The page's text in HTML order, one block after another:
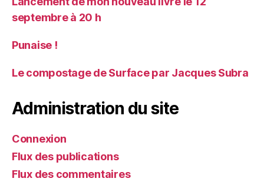
septembre à 20 h
Punaise !
Le compostage de Surface par Jacques Subra
Administration du site
Connexion
Flux des publications
Flux des commentaires